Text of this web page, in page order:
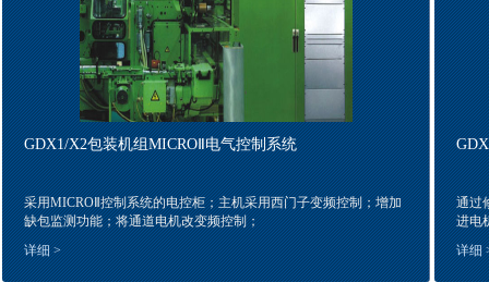
GDX1/X2包装机组MICROⅡ电气控制系统
采用MICROⅡ控制系统的电控柜；主机采用西门子变频控制；增加
缺包监测功能；将通道电机改变频控制；
详细 >
通过
进电
详细